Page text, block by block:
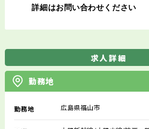
詳細はお問い合わせください
求人詳細
勤務地
勤務地 広島県福山市